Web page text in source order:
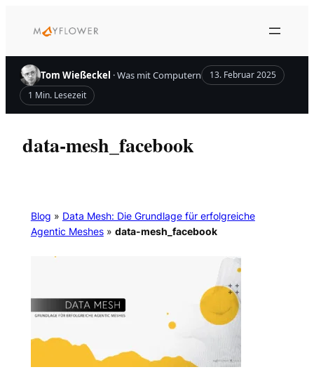
Inhalt
Tom Wießeckel · Was mit Computern
13. Februar 2025
1 Min. Lesezeit
data-mesh_facebook
Blog » Data Mesh: Die Grundlage für erfolgreiche
Agentic Meshes» data-mesh_facebook